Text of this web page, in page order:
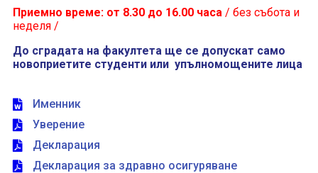
Приемно време: от 8.30 до 16.00 часа / без събота и
неделя /
До сградата на факултета ще се допускат само
новоприетите студенти или упълномощените лица
Именник
Уверение
Декларация
Декларация за здравно осигуряване